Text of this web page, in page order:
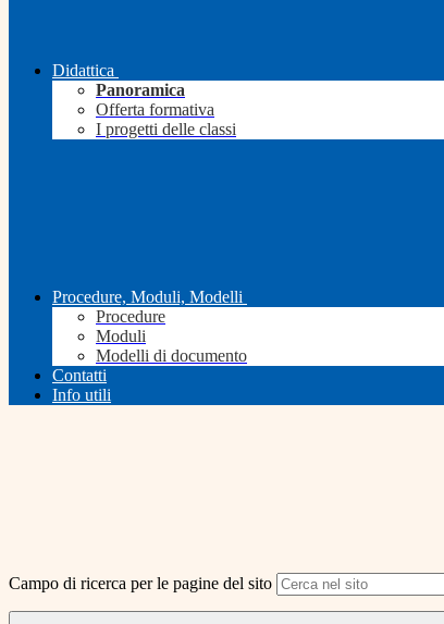
Didattica
Panoramica
Offerta formativa
I progetti delle classi
Procedure, Moduli, Modelli
Procedure
Moduli
Modelli di documento
Contatti
Info utili
Campo di ricerca per le pagine del sito